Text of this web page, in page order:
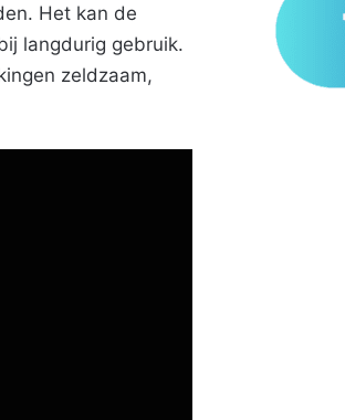
Het kan de
langdurig gebruik.
zeldzaam,